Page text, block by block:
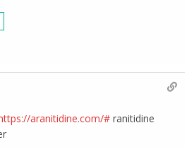
aranitidine.com/# ranitidine